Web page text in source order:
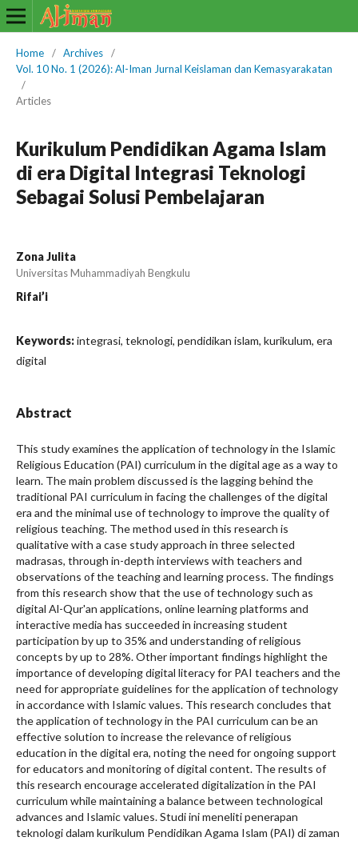
Home / Archives
/
Vol. 10 No. 1 (2026): Al-Iman Jurnal Keislaman dan Kemasyarakatan
/
Articles
Kurikulum Pendidikan Agama Islam
di era Digital Integrasi Teknologi
Sebagai Solusi Pembelajaran
Zona Julita
Universitas Muhammadiyah Bengkulu
Rifai’i
Keywords:integrasi, teknologi, pendidikan islam, kurikulum, era
digital
Abstract
This study examines the application of technology in the Islamic
Religious Education (PAI) curriculum in the digital age as a way to
learn. The main problem discussed is the lagging behind the
traditional PAI curriculum in facing the challenges of the digital
era and the minimal use of technology to improve the quality of
religious teaching. The method used in this research is
qualitative with a case study approach in three selected
madrasas, through in-depth interviews with teachers and
observations of the teaching and learning process. The findings
from this research show that the use of technology such as
digital Al-Qur'an applications, online learning platforms and
interactive media has succeeded in increasing student
participation by up to 35% and understanding of religious
concepts by up to 28%. Other important findings highlight the
importance of developing digital literacy for PAI teachers and the
need for appropriate guidelines for the application of technology
in accordance with Islamic values. This research concludes that
the application of technology in the PAI curriculum can be an
effective solution to increase the relevance of religious
education in the digital era, noting the need for ongoing support
for educators and monitoring of digital content. The results of
this research encourage accelerated digitalization in the PAI
curriculum while maintaining a balance between technological
advances and Islamic values. Studi ini meneliti penerapan
teknologi dalam kurikulum Pendidikan Agama Islam (PAI) di zaman